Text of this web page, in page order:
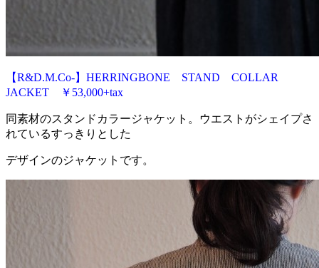
【R&D.M.Co-】HERRINGBONE STAND COLLAR
JACKET ￥53,000+tax
同素材のスタンドカラージャケット。ウエストがシェイプさ
れているすっきりとした
デザインのジャケットです。